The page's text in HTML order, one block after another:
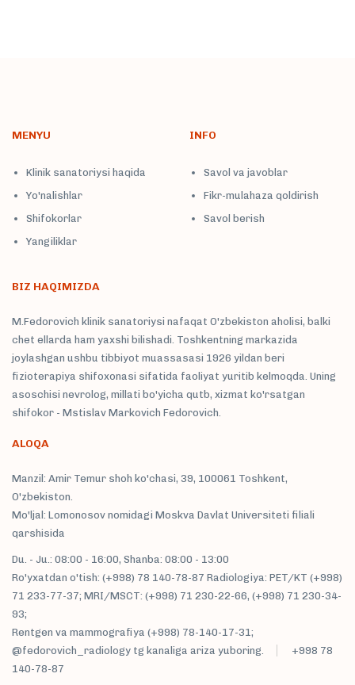
MENYU
Klinik sanatoriysi haqida
Yo'nalishlar
Shifokorlar
Yangiliklar
INFO
Savol va javoblar
Fikr-mulahaza qoldirish
Savol berish
BIZ HAQIMIZDA
M.Fedorovich klinik sanatoriysi nafaqat O'zbekiston aholisi, balki
chet ellarda ham yaxshi bilishadi. Toshkentning markazida
joylashgan ushbu tibbiyot muassasasi 1926 yildan beri
fizioterapiya shifoxonasi sifatida faoliyat yuritib kelmoqda. Uning
asoschisi nevrolog, millati bo'yicha qutb, xizmat ko'rsatgan
shifokor - Mstislav Markovich Fedorovich.
ALOQA
Manzil: Amir Temur shoh ko'chasi, 39, 100061 Toshkent,
O'zbekiston.
Mo'ljal: Lomonosov nomidagi Moskva Davlat Universiteti filiali
qarshisida
Du. - Ju.: 08:00 - 16:00, Shanba: 08:00 - 13:00
Ro'yxatdan o'tish: (+998) 78 140-78-87 Radiologiya: PET/KT (+998)
71 233-77-37; MRI/MSCT: (+998) 71 230-22-66, (+998) 71 230-34-
93;
Rentgen va mammografiya (+998) 78-140-17-31;
@fedorovich_radiology tg kanaliga ariza yuboring.
+998 78
140-78-87